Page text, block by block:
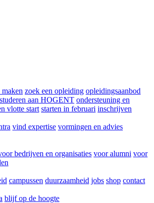
zoek een opleiding opleidingsaanbod
studeren aan HOGENT ondersteuning en
vlotte start starten in februari inschrijven
vind expertise vormingen en advies
bedrijven en organisaties voor alumni voor
campussen duurzaamheid jobs shop contact
blijf op de hoogte